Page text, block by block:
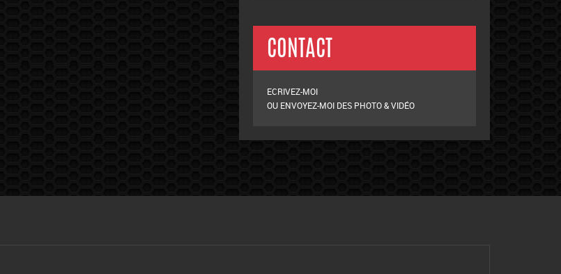
CONTACT
ECRIVEZ-MOI
OU ENVOYEZ-MOI DES PHOTO & VIDÉO